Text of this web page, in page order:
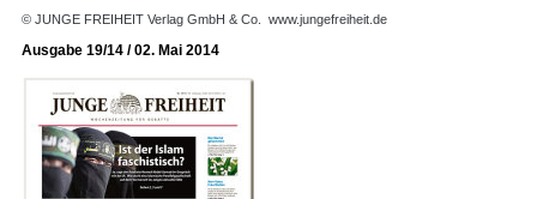
© JUNGE FREIHEIT Verlag GmbH & Co. www.jungefreiheit.de
Ausgabe 19/14 / 02. Mai 2014